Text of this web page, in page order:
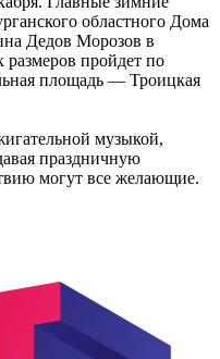
областного Дома
Дедов Морозов в
пройдет по
площадь — Троицкая
музыкой,
праздничную
могут все желающие.